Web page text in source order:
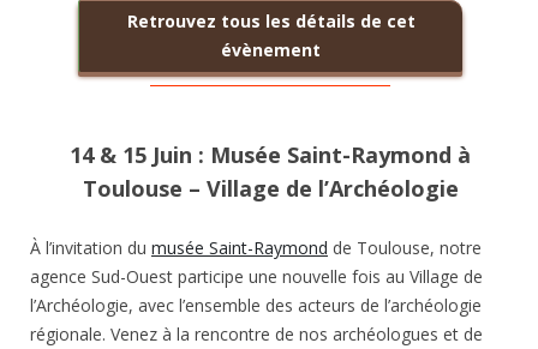
Retrouvez tous les détails de cet
évènement
14 & 15 Juin : Musée Saint-Raymond à
Toulouse – Village de l’Archéologie
À l’invitation du musée Saint-Raymond de Toulouse, notre
agence Sud-Ouest participe une nouvelle fois au Village de
l’Archéologie, avec l’ensemble des acteurs de l’archéologie
régionale. Venez à la rencontre de nos archéologues et de